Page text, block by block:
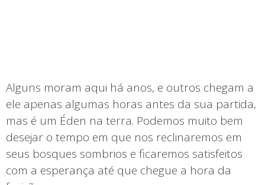
Alguns moram aqui há anos, e outros chegam a
ele apenas algumas horas antes da sua partida,
mas é um Éden na terra. Podemos muito bem
desejar o tempo em que nos reclinaremos em
seus bosques sombrios e ficaremos satisfeitos
com a esperança até que chegue a hora da